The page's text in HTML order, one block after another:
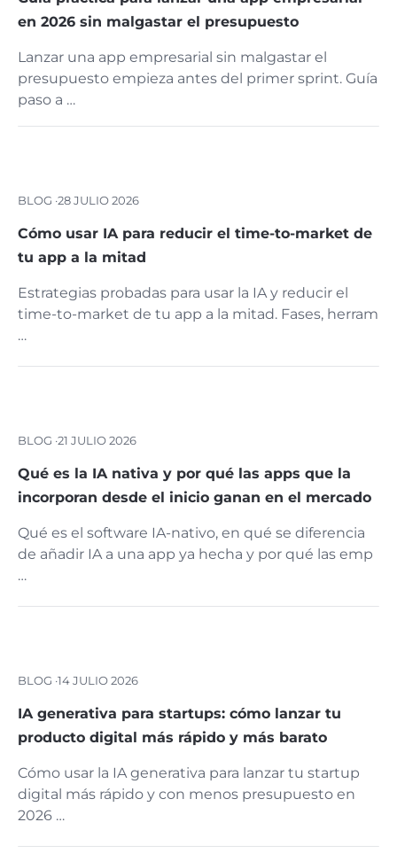
en 2026 sin malgastar el presupuesto
Lanzar una app empresarial sin malgastar el
presupuesto empieza antes del primer sprint. Guía
paso a …
BLOG ·28 JULIO 2026
Cómo usar IA para reducir el time-to-market de
tu app a la mitad
Estrategias probadas para usar la IA y reducir el
time-to-market de tu app a la mitad. Fases, herram
…
BLOG ·21 JULIO 2026
Qué es la IA nativa y por qué las apps que la
incorporan desde el inicio ganan en el mercado
Qué es el software IA-nativo, en qué se diferencia
de añadir IA a una app ya hecha y por qué las emp
…
BLOG ·14 JULIO 2026
IA generativa para startups: cómo lanzar tu
producto digital más rápido y más barato
Cómo usar la IA generativa para lanzar tu startup
digital más rápido y con menos presupuesto en
2026 …